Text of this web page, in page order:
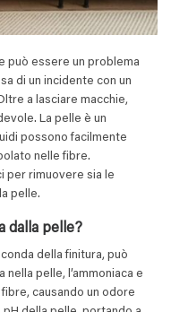
può essere un problema
di un incidente con un
a lasciare macchie,
La pelle è un
possono facilmente
nelle fibre.
per rimuovere sia le
pelle.
dalla pelle?
della finitura, può
pelle, l’ammoniaca e
causando un odore